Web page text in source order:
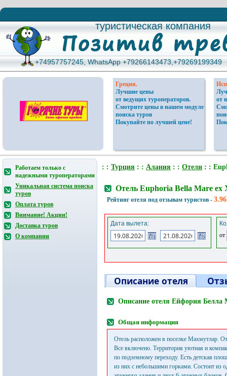
туристическая компания
туристическая компания
+74957757245, WhatsApp +79266143473,+79269199349
+74957757245, WhatsApp +79266143473,+79269199349
Греция.
Лучшие цены
от ведущих туроператоров.
Смотрите цены в нашем модуле
поиска туров
Покупайте по лучшей цене!
от
Работаем только с
надежными туроператорами
Уникальная система поиска
туров
Оплата туров
Внимание! Акции!
Доставка туров
О компании
: : Турция : : Алания : : Отели : :
Отель Euphoria Bella Mare
Рейтинг отеля под отзывам туристов -
Дата вылета:
от
Описание отеля
Описание отеля Ейфория Белла
Общая информация
Отель расположен в поселке Махмутлар.
Все включено. Территория уютная и
по подземному переходу. Есть детская
из них с небольшими горками. Состоит из